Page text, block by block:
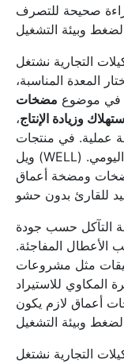
صحيحة للتصرف
التجارية نشتغل
المعدة المناسبة،
في موضوع مضخات
وزيادة الإنتاج،
عملية. في منتجات
ويل (WELL) بنركز على الثبات والكفاءة في التشغيل اليومي.
ومضخة أعماق
التآكل حسب جودة
الأعطال المفاجئة.
مثل مشروعات
المكاوي للاستيراد
أعماق لازم يكون
التجارية نشتغل